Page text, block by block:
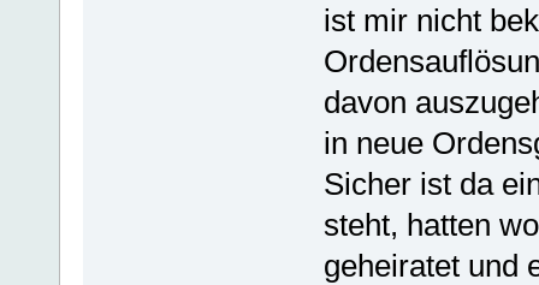
ist mir nicht
davon
in neue
Sicher ist da
steht, hatten
geheiratet und